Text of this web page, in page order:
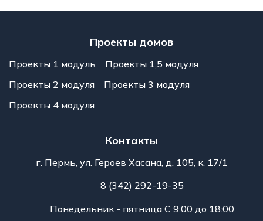
Проекты домов
Проекты 1 модуль
Проекты 1,5 модуля
Проекты 2 модуля
Проекты 3 модуля
Проекты 4 модуля
Контакты
г. Пермь, ул. Героев Хасана, д. 105, к. 17/1
8 (342) 292-19-35
Понедельник - пятница С 9:00 до 18:00